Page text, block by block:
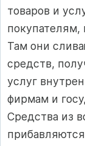
товаров и
покупателям,
Там они
средств,
услуг
фирмам и
Средства из